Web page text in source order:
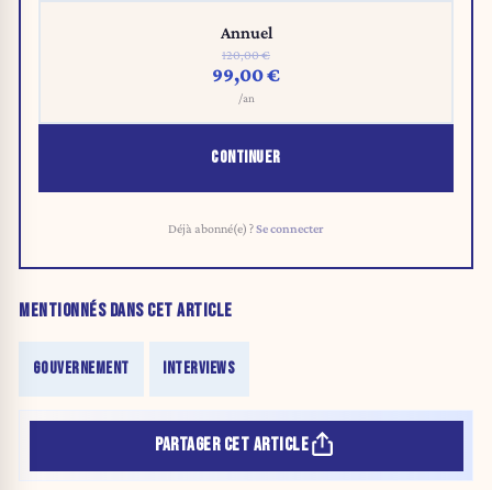
Annuel
120,00 €
99,00 €
/an
CONTINUER
Déjà abonné(e) ?Se connecter
MENTIONNÉS DANS CET ARTICLE
GOUVERNEMENT INTERVIEWS
PARTAGER CET ARTICLE